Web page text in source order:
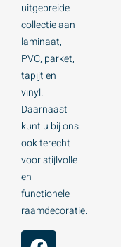
uitgebreide
collectie aan
laminaat,
PVC, parket,
tapijt en
vinyl.
Daarnaast
kunt u bij ons
ook terecht
voor stijlvolle
en
functionele
raamdecoratie.